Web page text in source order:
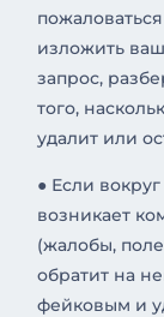
изложить
запрос,
того,
удалит или
● Если
возникает
(жалобы,
обратит на
фейковым и